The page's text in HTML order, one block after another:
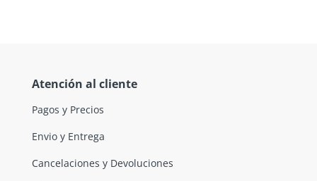
Atención al cliente
Pagos y Precios
Envio y Entrega
Cancelaciones y Devoluciones